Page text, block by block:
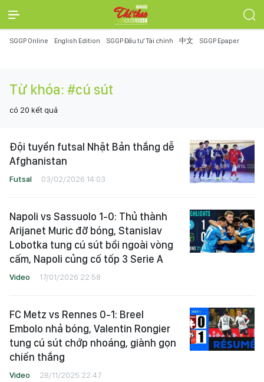
SGGP Online English Edition SGGP Đầu tư Tài chính 中文 SGGP Epaper
Từ khóa: #cú sút
có 20 kết quả
Đội tuyển futsal Nhật Bản thắng dễ
Afghanistan
Futsal 03/02/2026 14:03
Napoli vs Sassuolo 1-0: Thủ thành
Arijanet Muric đỡ bóng, Stanislav
Lobotka tung cú sút bồi ngoài vòng
cấm, Napoli củng cố tốp 3 Serie A
Video 17/01/2026 22:58
FC Metz vs Rennes 0-1: Breel
Embolo nhả bóng, Valentin Rongier
tung cú sút chớp nhoáng, giành gọn
chiến thắng
Video 28/11/2025 22:47